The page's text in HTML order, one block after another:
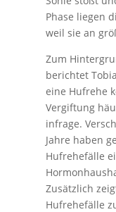
Phase liegen
weil sie an
Zum
berichtet
eine Hufrehe
Vergiftung
infrage.
Jahre haben
Hufrehefälle
Zusätzlich
Hufrehefälle